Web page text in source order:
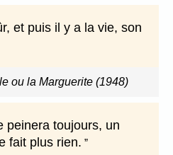
et puis il y a la vie, son
ou la Marguerite (1948)
peinera toujours, un
fait plus rien.